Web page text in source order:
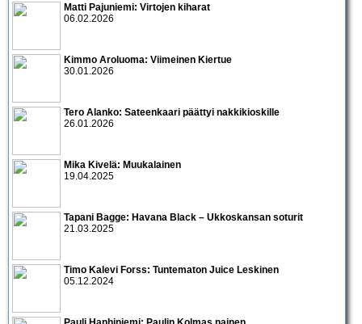
Matti Pajuniemi: Virtojen kiharat
06.02.2026
Kimmo Aroluoma: Viimeinen Kiertue
30.01.2026
Tero Alanko: Sateenkaari päättyi nakkikioskille
26.01.2026
Mika Kivelä: Muukalainen
19.04.2025
Tapani Bagge: Havana Black – Ukkoskansan soturit
21.03.2025
Timo Kalevi Forss: Tuntematon Juice Leskinen
05.12.2024